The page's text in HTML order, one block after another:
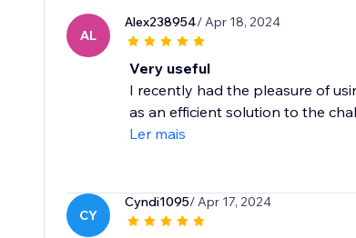
AL
Alex238954/ Apr 18, 2024
Very useful
I recently had the pleasure of
as an efficient solution to the
Ler mais
CY
Cyndi1095/ Apr 17, 2024